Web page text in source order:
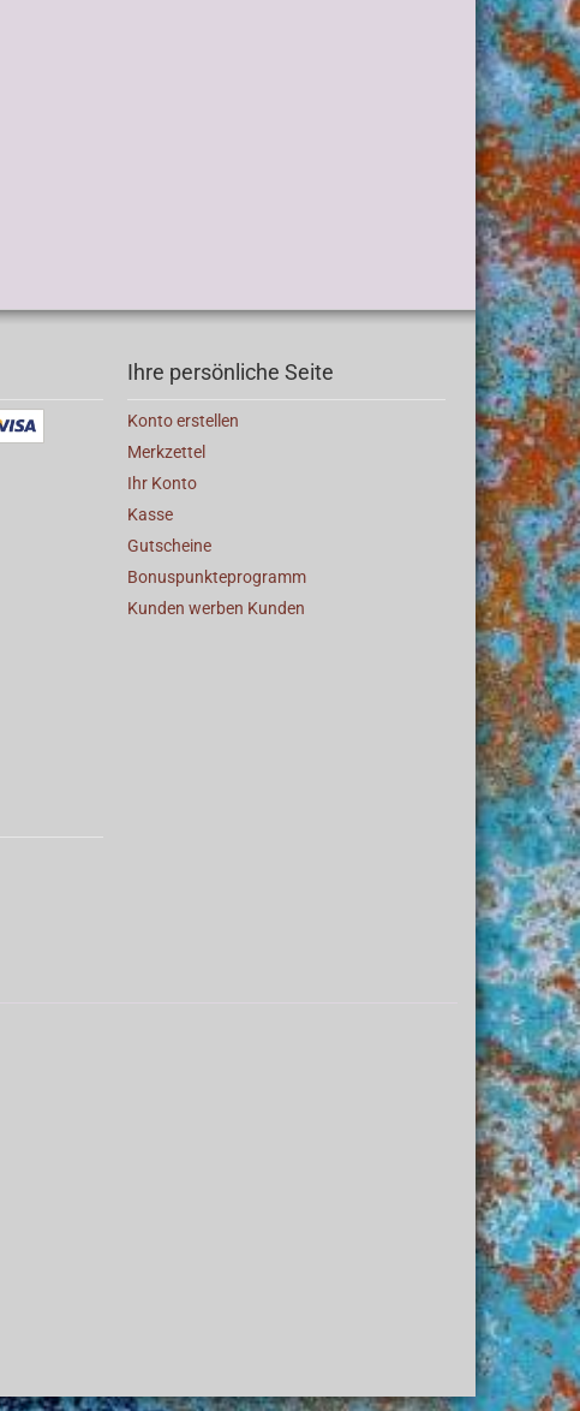
Ihre persönliche Seite
Konto erstellen
Merkzettel
Ihr Konto
Kasse
Gutscheine
Bonuspunkteprogramm
Kunden werben Kunden